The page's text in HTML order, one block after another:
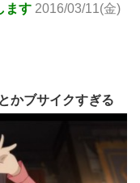
ます 2016/03/11(金)
かブサイクすぎる